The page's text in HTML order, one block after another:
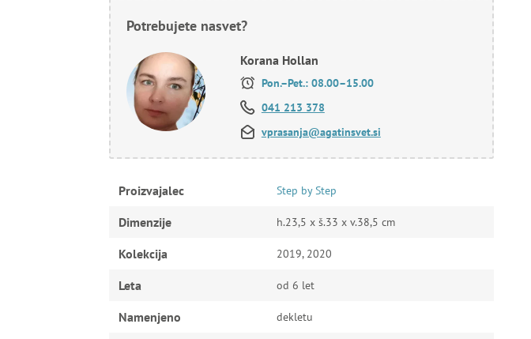
Potrebujete nasvet?
Korana Hollan
Pon.–Pet.: 08.00–15.00
041 213 378
vprasanja@agatinsvet.si
Proizvajalec Step by Step
Dimenzije h.23,5 x š.33 x v.38,5 cm
Kolekcija 2019, 2020
Leta od 6 let
Namenjeno dekletu